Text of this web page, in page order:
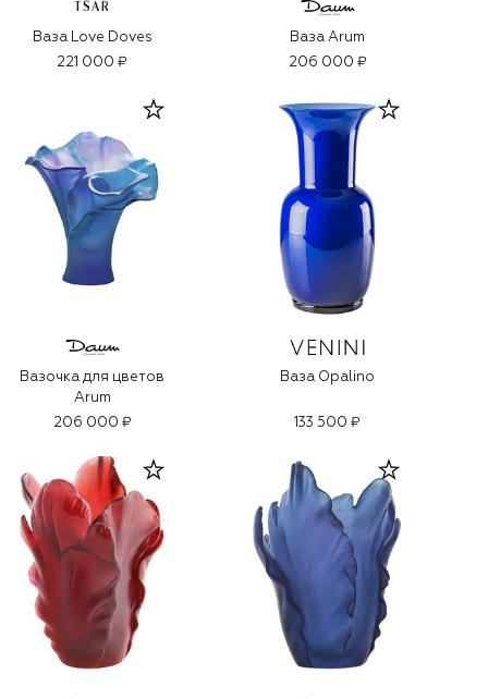
TSAR
Ваза Love Doves
221 000 ₽
Ваза Arum
206 000 ₽
Вазочка для цветов
Arum
206 000 ₽
Ваза Opalino
133 500 ₽